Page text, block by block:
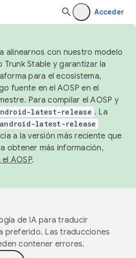
Acceder
alinearnos con nuestro modelo
Stable y garantizar la
para el ecosistema,
fuente en el AOSP en el
Para compilar el AOSP y
latest-release . La
android-latest-release
a la versión más reciente que
obtener más información,
AOSP.
de IA para traducir
preferido. Las traducciones
contener errores.